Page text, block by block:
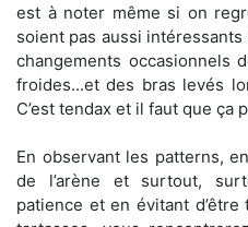
est à noter même si on
soient pas aussi intéressants
changements occasionnels
froides...et des bras levés
C’est tendax et il faut que ça
En observant les patterns,
de l’arène et surtout,
patience et en évitant